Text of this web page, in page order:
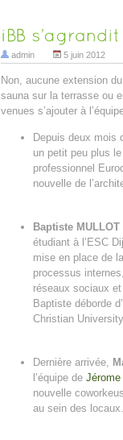
admin 5 juin 2012
Non, aucune extension
sauna sur la terrasse ou
venues s’ajouter à
Depuis deux mois
un petit peu plus
professionnel
nouvelle de
Baptiste MULLOT
étudiant à l’ESC
mise en place de
processus
réseaux sociaux
Baptiste déborde
Christian
Dernière arrivée,
l’équipe de
nouvelle
au sein des locaux.